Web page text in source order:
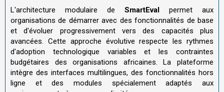
L'architecture modulaire de SmartEval permet aux
organisations de démarrer avec des fonctionnalités de base
et d'évoluer progressivement vers des capacités plus
avancées. Cette approche évolutive respecte les rythmes
d'adoption technologique variables et les contraintes
budgétaires des organisations africaines. La plateforme
intègre des interfaces multilingues, des fonctionnalités hors
ligne et des modules spécialement adaptés aux